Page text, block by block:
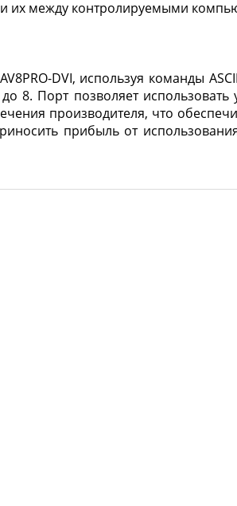
их между контролируемыми
DVI, используя команды
Порт позволяет использовать
производителя, что
прибыль от